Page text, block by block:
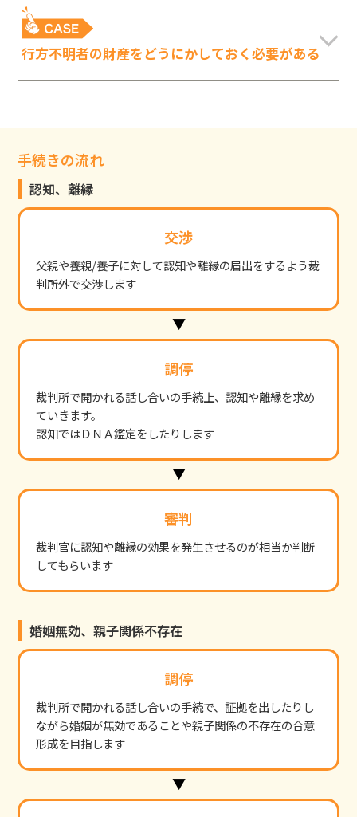
行方不明者の財産をどうにかしておく必要がある
手続きの流れ
認知、離縁
交渉
父親や養親/養子に対して認知や離縁の届出をするよう裁
判所外で交渉します
調停
裁判所で開かれる話し合いの手続上、認知や離縁を求め
ていきます。
認知ではＤＮＡ鑑定をしたりします
審判
裁判官に認知や離縁の効果を発生させるのが相当か判断
してもらいます
婚姻無効、親子関係不存在
調停
裁判所で開かれる話し合いの手続で、証拠を出したりし
ながら婚姻が無効であることや親子関係の不存在の合意
形成を目指します